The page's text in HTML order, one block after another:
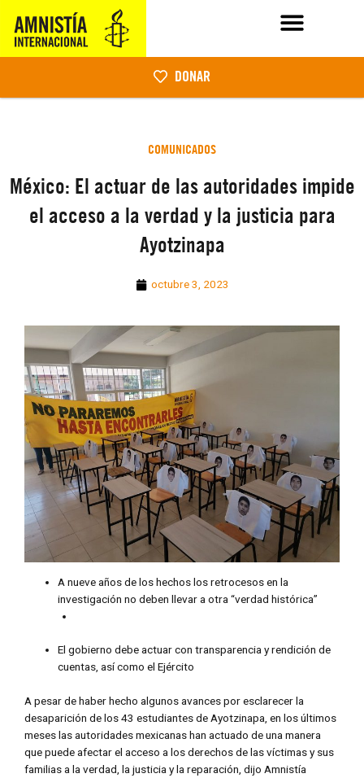
DONAR
COMUNICADOS
México: El actuar de las autoridades impide
el acceso a la verdad y la justicia para
Ayotzinapa
octubre 3, 2023
A nueve años de los hechos los retrocesos en la
investigación no deben llevar a otra “verdad histórica”
El gobierno debe actuar con transparencia y rendición de
cuentas, así como el Ejército
A pesar de haber hecho algunos avances por esclarecer la
desaparición de los 43 estudiantes de Ayotzinapa, en los últimos
meses las autoridades mexicanas han actuado de una manera
que puede afectar el acceso a los derechos de las víctimas y sus
familias a la verdad, la justicia y la reparación, dijo Amnistía